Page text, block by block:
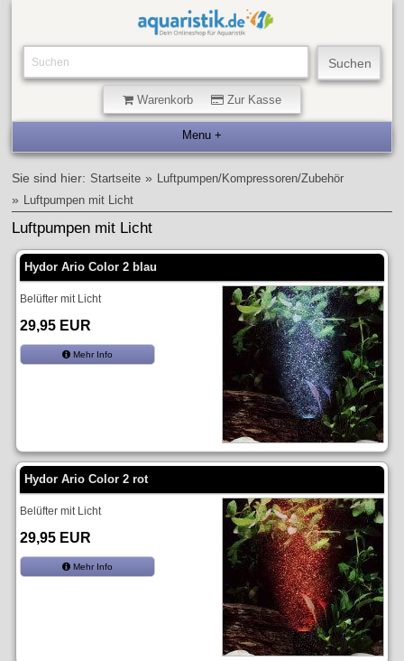
Warenkorb Zur Kasse
Sie sind hier: Startseite » Luftpumpen/Kompressoren/Zubehör
» Luftpumpen mit Licht
Luftpumpen mit Licht
Hydor Ario Color 2 blau
Belüfter mit Licht
29,95 EUR
Mehr Info
Hydor Ario Color 2 rot
Belüfter mit Licht
29,95 EUR
Mehr Info